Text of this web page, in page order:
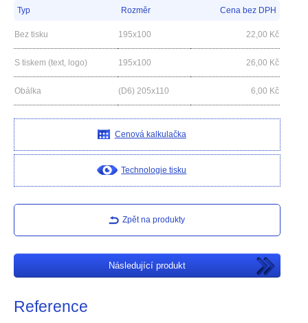
Typ Rozměr Cena bez DPH
Bez tisku 195x100 22,00 Kč
S tiskem (text, logo) 195x100 26,00 Kč
Obálka (D6) 205x110 6,00 Kč
Cenová kalkulačka
Technologie tisku
Zpět na produkty
Následující produkt
Reference